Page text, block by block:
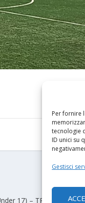
Per fornire
tecnologie
ID unici su
Gestisci
17) – TRIS